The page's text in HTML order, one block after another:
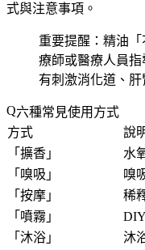
式與注意事項。
重要提醒：精油「
療師或醫療人員
有刺激消化道、
六種常見使用方式
方式
說
「 擴香 」
水
「 嗅吸 」
嗅
「 按摩 」
稀
「 噴霧 」
「 沐浴 」
沐